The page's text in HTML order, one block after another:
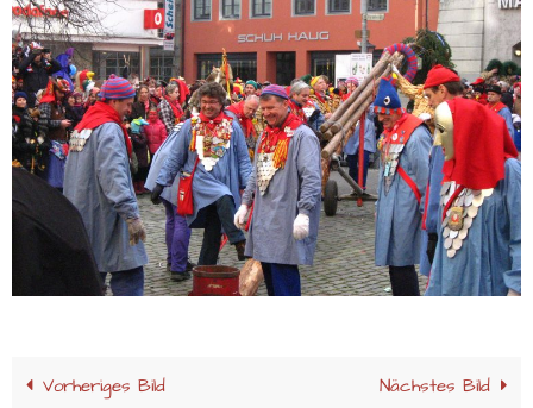
Vorheriges Bild Nächstes Bild